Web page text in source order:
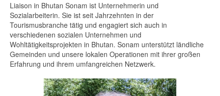
Liaison in Bhutan Sonam ist Unternehmerin und
Sozialarbeiterin. Sie ist seit Jahrzehnten in der
Tourismusbranche tätig und engagiert sich auch in
verschiedenen sozialen Unternehmen und
Wohltätigkeitsprojekten in Bhutan. Sonam unterstützt ländliche
Gemeinden und unsere lokalen Operationen mit ihrer großen
Erfahrung und ihrem umfangreichen Netzwerk.